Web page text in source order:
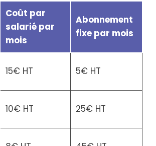
Coût par
salarié par
mois
Abonnement
fixe par mois
15€ HT 5€ HT
10€ HT 25€ HT